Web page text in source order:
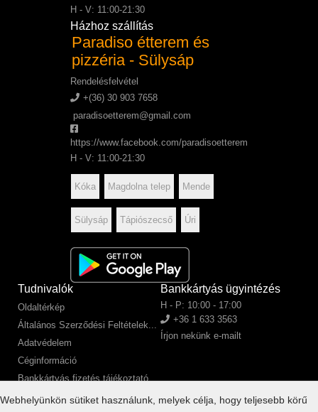
Webhelyünkön sütiket használunk, melyek célja, hogy teljesebb körű
H - V: 11:00-21:30
Házhoz szállítás
Paradiso étterem és
pizzéria - Sülysáp
Rendelésfelvétel
+(36) 30 903 7658
paradisoetterem@gmail.com
https://www.facebook.com/paradisoetterem
H - V: 11:00-21:30
Kóka Magdolna telep Mende
Sülysáp Tápiószecső Úri
Tudnivalók
Oldaltérkép
Általános Szerződési Feltételek...
Adatvédelem
Céginformáció
Bankkártyás fizetés tájékoztató
SZÉP kártyás fizetés tájékoztató
Bankkártyás ügyintézés
H - P: 10:00 - 17:00
+36 1 633 3563
Írjon nekünk e-mailt